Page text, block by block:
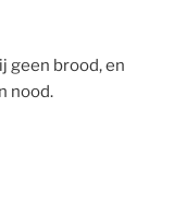
geen brood, en
nood.